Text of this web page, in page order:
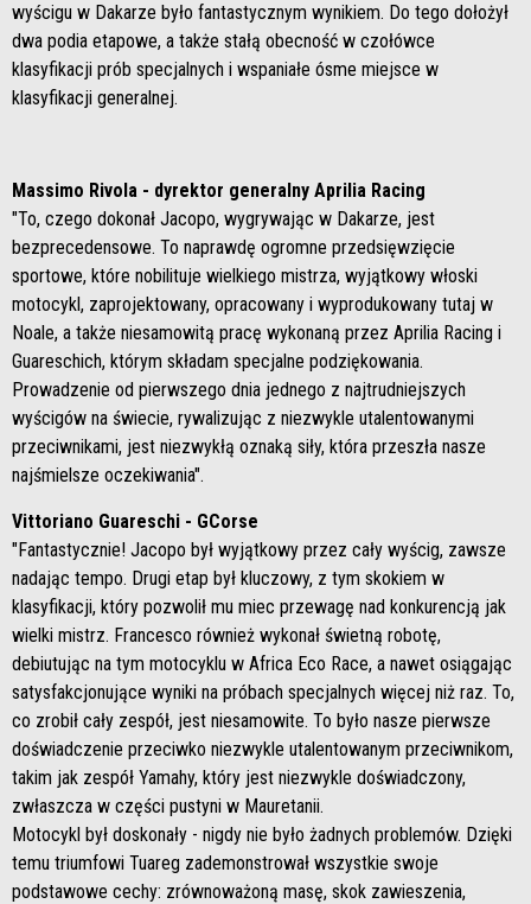
wyścigu w Dakarze było fantastycznym wynikiem. Do tego dołożył
dwa podia etapowe, a także stałą obecność w czołówce
klasyfikacji prób specjalnych i wspaniałe ósme miejsce w
klasyfikacji generalnej.
Massimo Rivola - dyrektor generalny Aprilia Racing
"To, czego dokonał Jacopo, wygrywając w Dakarze, jest
bezprecedensowe. To naprawdę ogromne przedsięwzięcie
sportowe, które nobilituje wielkiego mistrza, wyjątkowy włoski
motocykl, zaprojektowany, opracowany i wyprodukowany tutaj w
Noale, a także niesamowitą pracę wykonaną przez Aprilia Racing i
Guareschich, którym składam specjalne podziękowania.
Prowadzenie od pierwszego dnia jednego z najtrudniejszych
wyścigów na świecie, rywalizując z niezwykle utalentowanymi
przeciwnikami, jest niezwykłą oznaką siły, która przeszła nasze
najśmielsze oczekiwania".
Vittoriano Guareschi - GCorse
"Fantastycznie! Jacopo był wyjątkowy przez cały wyścig, zawsze
nadając tempo. Drugi etap był kluczowy, z tym skokiem w
klasyfikacji, który pozwolił mu miec przewagę nad konkurencją jak
wielki mistrz. Francesco również wykonał świetną robotę,
debiutując na tym motocyklu w Africa Eco Race, a nawet osiągając
satysfakcjonujące wyniki na próbach specjalnych więcej niż raz. To,
co zrobił cały zespół, jest niesamowite. To było nasze pierwsze
doświadczenie przeciwko niezwykle utalentowanym przeciwnikom,
takim jak zespół Yamahy, który jest niezwykle doświadczony,
zwłaszcza w części pustyni w Mauretanii.
Motocykl był doskonały - nigdy nie było żadnych problemów. Dzięki
temu triumfowi Tuareg zademonstrował wszystkie swoje
podstawowe cechy: zrównoważoną masę, skok zawieszenia,